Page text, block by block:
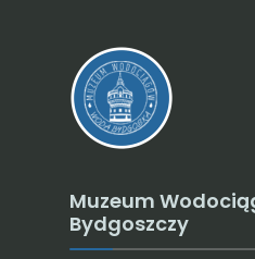
Muzeum
Bydgoszczy